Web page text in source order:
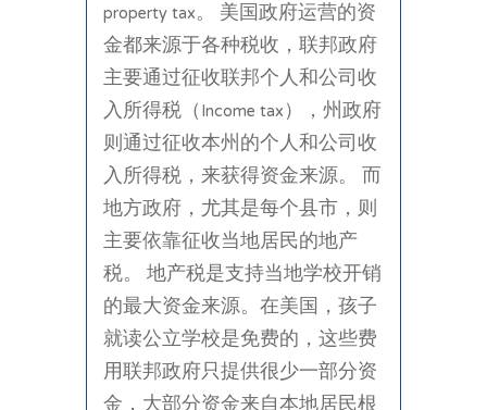
property tax。 美国政府运营的资
金都来源于各种税收，联邦政府
主要通过征收联邦个人和公司收
入所得税（Income tax），州政府
则通过征收本州的个人和公司收
入所得税，来获得资金来源。 而
地方政府，尤其是每个县市，则
主要依靠征收当地居民的地产
税。 地产税是支持当地学校开销
的最大资金来源。在美国，孩子
就读公立学校是免费的，这些费
用联邦政府只提供很少一部分资